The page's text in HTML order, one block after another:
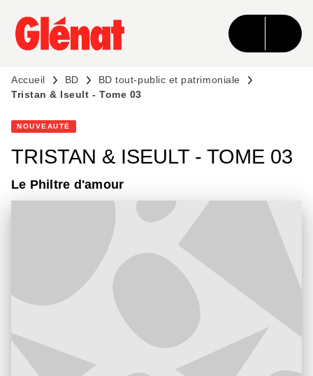
MENU RECHERCHE CONTENU
PIED DE PAGE
Accueil BD
BD tout-public et patrimoniale
Tristan & Iseult - Tome 03
NOUVEAUTÉ
TRISTAN & ISEULT - TOME 03
Le Philtre d'amour